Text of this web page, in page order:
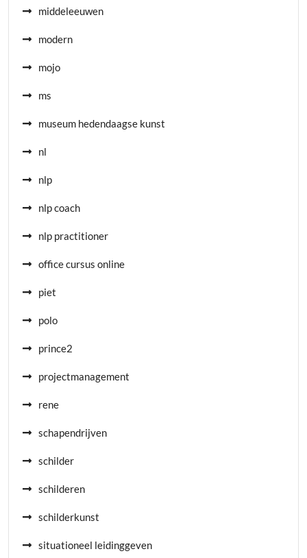
middeleeuwen
modern
mojo
ms
museum hedendaagse kunst
nl
nlp
nlp coach
nlp practitioner
office cursus online
piet
polo
prince2
projectmanagement
rene
schapendrijven
schilder
schilderen
schilderkunst
situationeel leidinggeven